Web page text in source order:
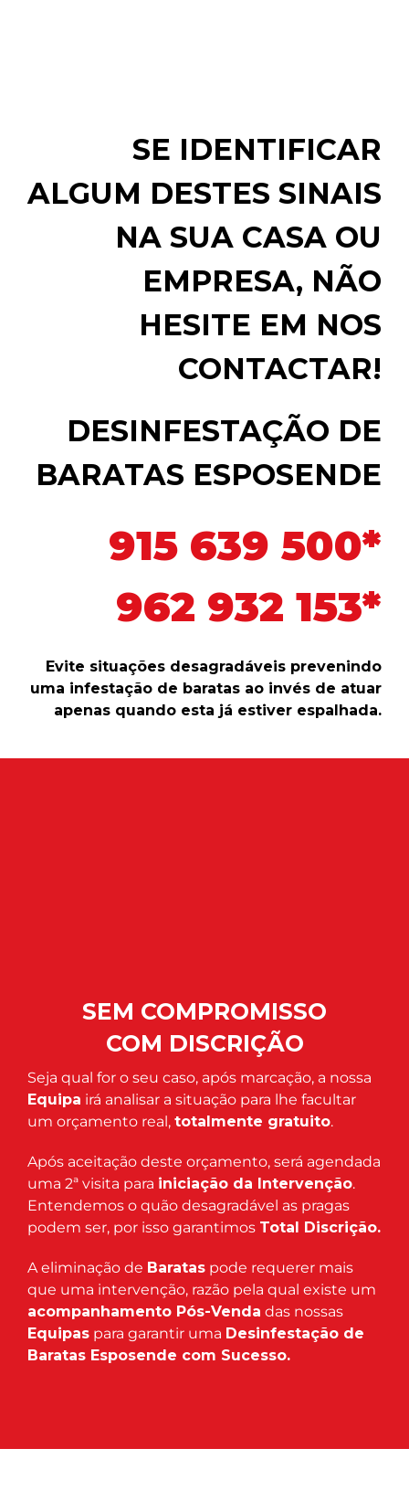
SE IDENTIFICAR
ALGUM DESTES SINAIS
NA SUA CASA OU
EMPRESA, NÃO
HESITE EM NOS
CONTACTAR!
DESINFESTAÇÃO DE
BARATAS ESPOSENDE
915 639 500*
962 932 153*
Evite situações desagradáveis prevenindo
uma infestação de baratas ao invés de atuar
apenas quando esta já estiver espalhada.
SEM COMPROMISSO
COM DISCRIÇÃO
Seja qual for o seu caso, após marcação, a nossa
Equipa irá analisar a situação para lhe facultar
um orçamento real, totalmente gratuito.
Após aceitação deste orçamento, será agendada
uma 2ª visita para iniciação da Intervenção.
Entendemos o quão desagradável as pragas
podem ser, por isso garantimos Total Discrição.
A eliminação de Baratas pode requerer mais
que uma intervenção, razão pela qual existe um
acompanhamento Pós-Venda das nossas
Equipas para garantir uma Desinfestação de
Baratas Esposende com Sucesso.